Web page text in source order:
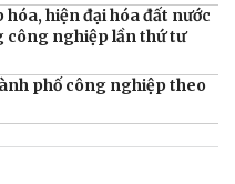
hiện đại hóa đất nước
công nghiệp lần thứ tư
phố công nghiệp theo